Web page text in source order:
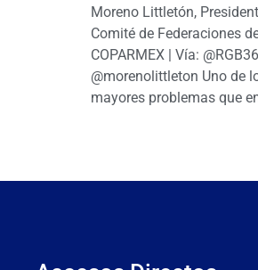
Moreno Littletón,
Comité de Federaciones
COPARMEX | Vía:
@morenolittleton Uno de
mayores problemas que